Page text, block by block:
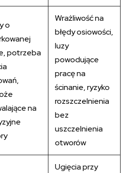
o
potrzeba
na
Wrażliwość na
błędy osiowości,
luzy
powodujące
pracę na
ścinanie, ryzyko
rozszczelnienia
bez
uszczelnienia
otworów
Ugięcia przy